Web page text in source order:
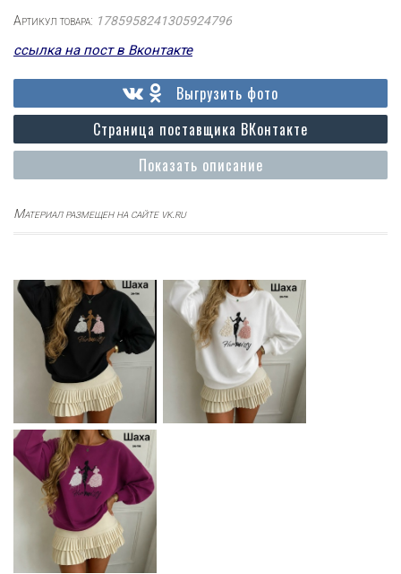
Артикул товара: 1785958241305924796
ссылка на пост в Вконтакте
Показать описание
Страница поставщика ВКонтакте
Выгрузить фото
Материал размещен на сайте vk.ru